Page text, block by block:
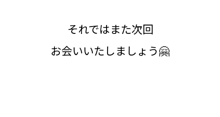
それではまた次回
お会いいたしましょう🤗